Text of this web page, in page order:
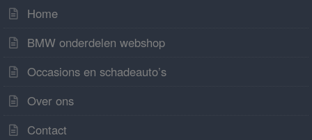
Home
BMW onderdelen webshop
Occasions en schadeauto’s
Over ons
Contact